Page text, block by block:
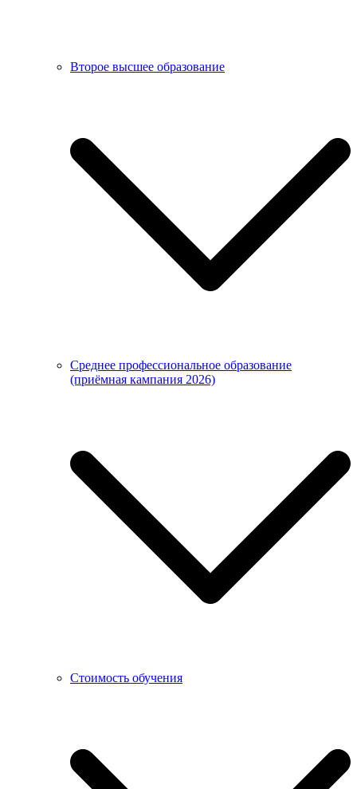
Второе высшее образование
Среднее профессиональное образование
(приёмная кампания 2026)
Стоимость обучения